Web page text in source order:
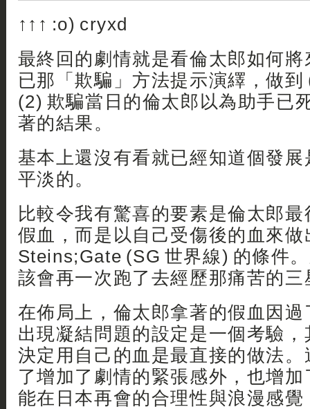
↑↑↑ :o) cryxd
最終回的劇情就是看倫太郎如何
已那「欺騙」方法提示演繹，做
(2) 欺騙當日的倫太郎以為助手已
著的結果。
基本上還沒有看就已經知道個發
平淡的。
比較令我有驚喜的要素是倫太郎
假血，而是以自己受傷後的血來做
Steins;Gate (SG 世界線) 的條件
該會再一次跑了去經歷那痛苦的三
在佈局上，倫太郎拿著的假血因
出現凝結問題的設定是一個考驗
決定用自己的血是最直接的做法
了增加了劇情的緊張感外，也增
能在日本再會的合理性與浪漫感